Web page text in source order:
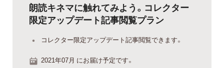
朗読キネマに触れてみよう。コレクター
限定アップデート記事閲覧プラン
コレクター限定アップデート記事閲覧できます。
2021年07月 にお届け予定です。